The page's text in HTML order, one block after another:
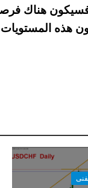
1.0310 والاغلاق فوقه
دون هذه